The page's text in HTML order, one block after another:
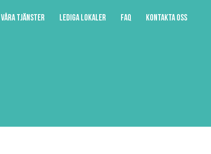
Våra tjänster Lediga lokaler FAQ Kontakta oss